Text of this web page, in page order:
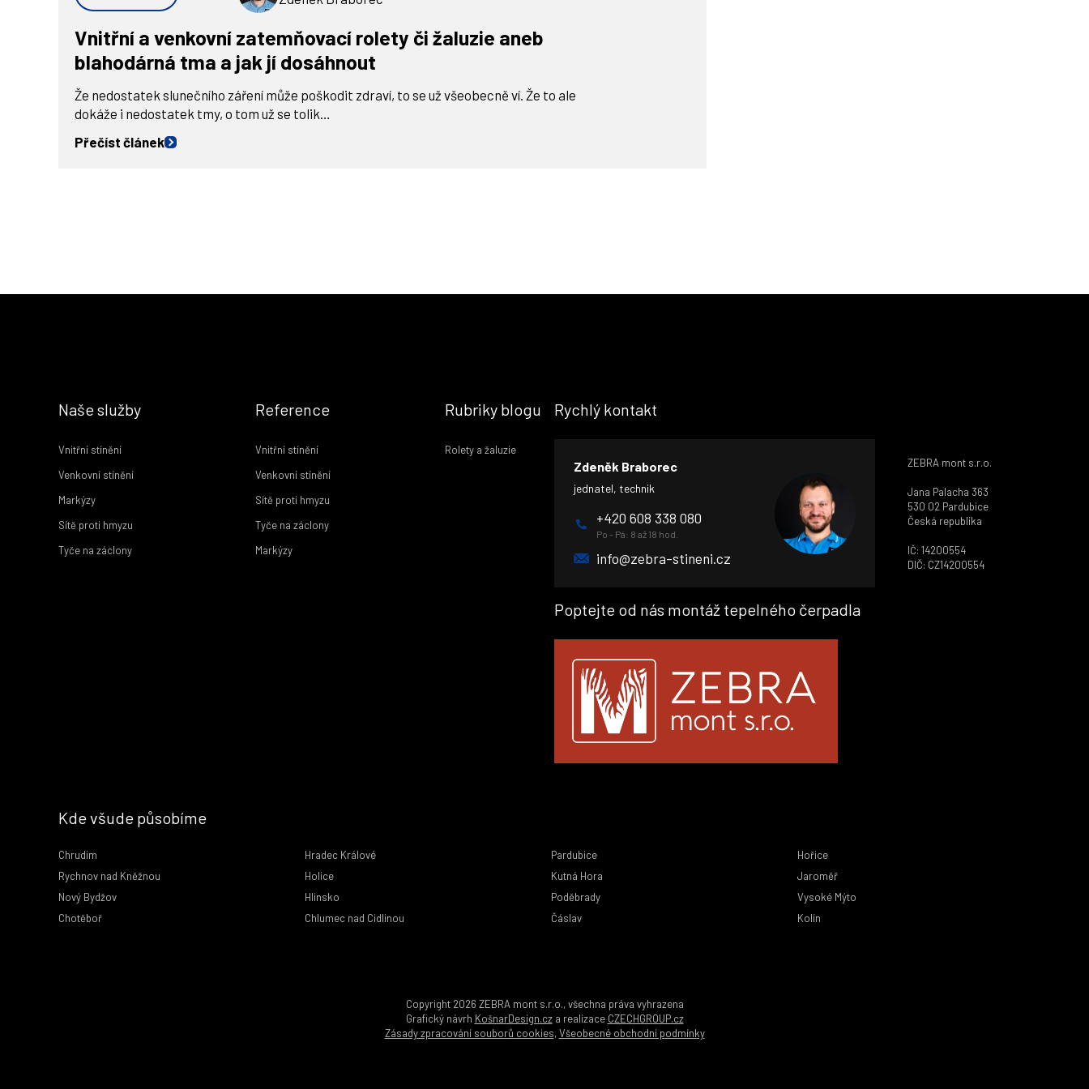
Vnitřní a venkovní zatemňovací rolety či žaluzie aneb
blahodárná tma a jak jí dosáhnout
Že nedostatek slunečního záření může poškodit zdraví, to se už všeobecně ví. Že to ale
dokáže i nedostatek tmy, o tom už se tolik…
Přečíst článek
Naše služby
Vnitřní stínění
Venkovní stínění
Markýzy
Sítě proti hmyzu
Tyče na záclony
Reference
Vnitřní stínění
Venkovní stínění
Sítě proti hmyzu
Tyče na záclony
Markýzy
Rubriky blogu
Rolety a žaluzie
Rychlý kontakt
Zdeněk Braborec
jednatel, technik
+420 608 338 080
Po - Pá: 8 až 18 hod.
info@zebra-stineni.cz
ZEBRA mont s.r.o.
Jana Palacha 363
530 02 Pardubice
Česká republika
IČ: 14200554
DIČ: CZ14200554
Poptejte od nás montáž tepelného čerpadla
Kde všude působíme
Chrudim Hradec Králové Pardubice
Hořice
Rychnov nad Kněžnou
Holice Kutná Hora
Jaroměř
Nový Bydžov
Hlinsko Poděbrady
Vysoké Mýto
Chotěboř
Chlumec nad Cidlinou Čáslav Kolín
Copyright 2026 ZEBRA mont s.r.o., všechna práva vyhrazena
Grafický návrh KošnarDesign.cza realizace CZECHGROUP.cz
Zásady zpracování souborů cookies,Všeobecné obchodní podmínky